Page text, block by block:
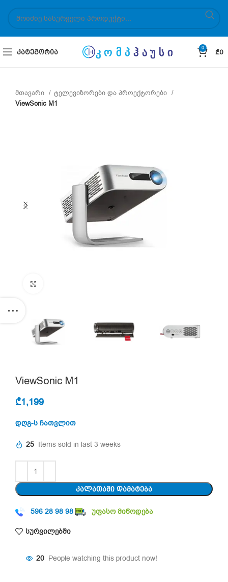
ᲙᲐᲢᲔᲒᲝᲠᲘᲐ
0
₾0
მთავარი
ტელევიზორები და პროექტორები
ViewSonic M1
ViewSonic M1
₾1,199
დღგ-ს ჩათვლით
25 Items sold in last 3 weeks
ᲙᲐᲚᲐᲗᲐᲨᲘ ᲓᲐᲛᲐᲢᲔᲑᲐ
596 28 98 98 უფასო მიწოდება
სურვილებში
20 People watching this product now!